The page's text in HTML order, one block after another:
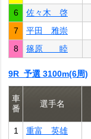
6
佐々木 啓
7
平田 雅崇
8
篠原 睦
9R 予選 3100m(6周)
車
番
選手名
1 重富 英雄